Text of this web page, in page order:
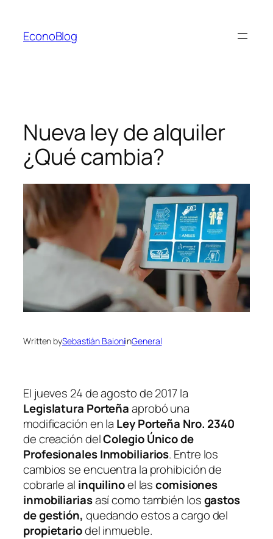
contenido
EconoBlog
Nueva ley de alquiler
¿Qué cambia?
Written bySebastián BaioniinGeneral
El jueves 24 de agosto de 2017 la
Legislatura Porteñaaprobó una
modificación en la Ley Porteña Nro. 2340
de creación delColegio Único de
Profesionales Inmobiliarios. Entre los
cambios se encuentra la prohibición de
cobrarle al inquilinoel lascomisiones
inmobiliariasasí como también losgastos
de gestión, quedando estos a cargo del
propietariodel inmueble.